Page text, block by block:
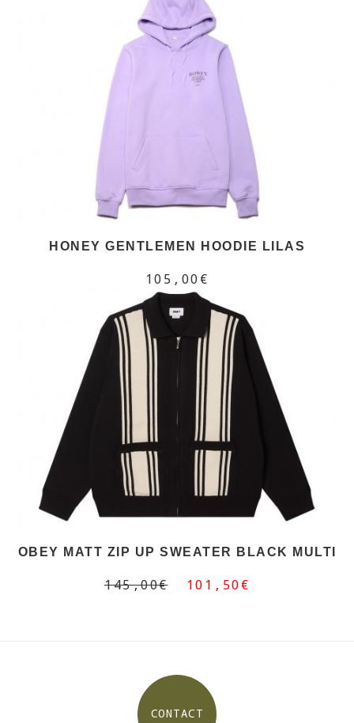
HONEY GENTLEMEN HOODIE LILAS
105,00€
OBEY MATT ZIP UP SWEATER BLACK MULTI
145,00€ 101,50€
CONTACT